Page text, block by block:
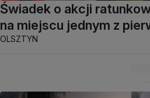
Świadek o akcji
na miejscu jednym z
OLSZTYN